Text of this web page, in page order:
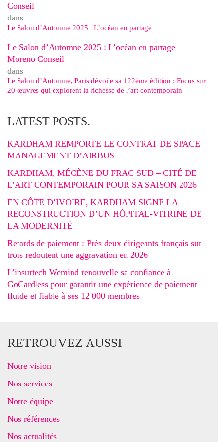
Conseil
dans
Le Salon d’Automne 2025 : L’océan en partage
Le Salon d’Automne 2025 : L’océan en partage –
Moreno Conseil
dans
Le Salon d’Automne, Paris dévoile sa 122ème édition : Focus sur
20 œuvres qui explorent la richesse de l’art contemporain
LATEST POSTS.
KARDHAM REMPORTE LE CONTRAT DE SPACE
MANAGEMENT D’AIRBUS
KARDHAM, MÉCÈNE DU FRAC SUD – CITÉ DE
L’ART CONTEMPORAIN POUR SA SAISON 2026
EN CÔTE D’IVOIRE, KARDHAM SIGNE LA
RECONSTRUCTION D’UN HÔPITAL-VITRINE DE
LA MODERNITÉ
Retards de paiement : Près deux dirigeants français sur
trois redoutent une aggravation en 2026
L’insurtech Wemind renouvelle sa confiance à
GoCardless pour garantir une expérience de paiement
fluide et fiable à ses 12 000 membres
RETROUVEZ AUSSI
Notre vision
Nos services
Notre équipe
Nos références
Nos actualités